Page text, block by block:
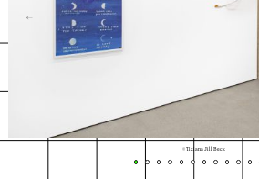
© Tiziana Jill Beck
←